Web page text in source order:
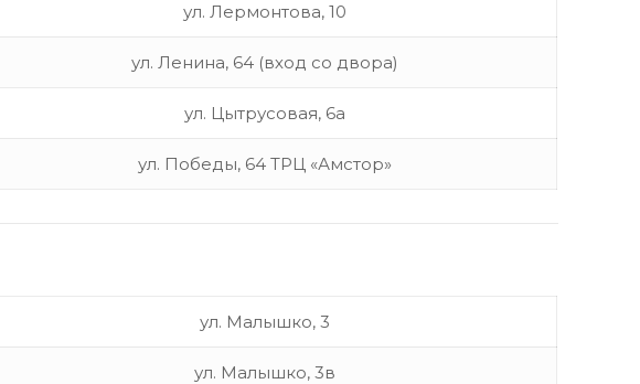
ул. Лермонтова, 10
ул. Ленина, 64 (вход со двора)
ул. Цытрусовая, 6а
ул. Победы, 64 ТРЦ «Амстор»
ул. Малышко, 3
ул. Малышко, 3в